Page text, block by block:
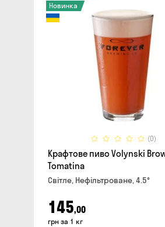
(0)
Новинка
Крафтове пиво Volynski
Tomatina
Світле, Нефільтроване, 4.5°
145,00
грн за 1 кг